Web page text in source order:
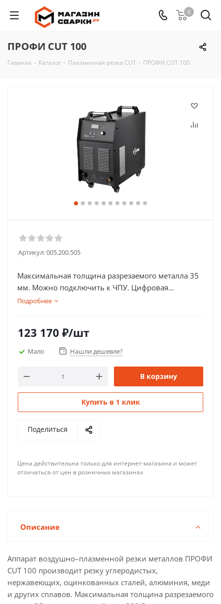
0
ПРОФИ CUT 100
Главная - Каталог - Плазменная резка CUT - ПРОФИ CUT 100
Артикул:005.200.505
Максимальная толщина разрезаемого металла 35
мм. Можно подключить к ЧПУ. Цифровая
индикация отображения параметров. Полный
Подробнее
123 170 ₽/шт
Мало Нашли дешевле?
В корзину
Купить в 1 клик
Поделиться
Цена действительна только для интернет-магазина и может
отличаться от цен в розничных магазинах
Описание
Аппарат воздушно–плазменной резки металлов ПРОФИ
CUT 100 производит резку углеродистых,
нержавеющих, оцинкованных сталей, алюминия, меди
и других сплавов. Максимальная толщина разрезаемого